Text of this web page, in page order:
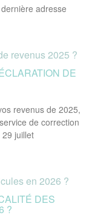
adresse
DE
revenus de 2025,
de correction
juillet
DES
?